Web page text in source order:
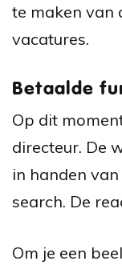
te maken van
vacatures.
Betaalde
Op dit
directeur. De
in handen van
search. De
Om je een